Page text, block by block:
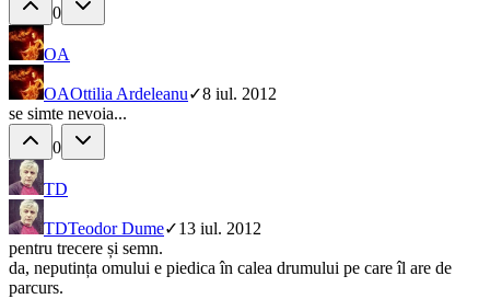
0
OA
OAOttilia Ardeleanu✓8 iul. 2012
se simte nevoia...
0
TD
TDTeodor Dume✓13 iul. 2012
pentru trecere și semn.
da, neputința omului e piedica în calea drumului pe care îl are de
parcurs.